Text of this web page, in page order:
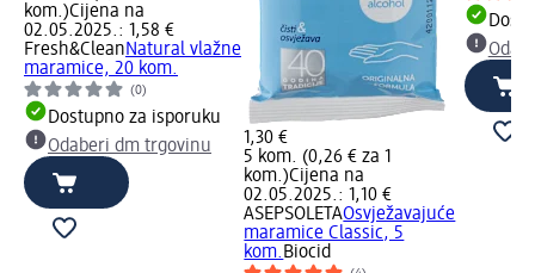
kom.)Cijena na
02.05.2025.: 1,58 €
Fresh&CleanNatural vlažne
maramice, 20 kom.
(0)
Dostupno za isporuku
Odaberi dm trgovinu
1,30 €
5 kom. (0,26 € za 1
kom.)Cijena na
02.05.2025.: 1,10 €
ASEPSOLETAOsvježavajuće
maramice Classic, 5
kom. Biocid